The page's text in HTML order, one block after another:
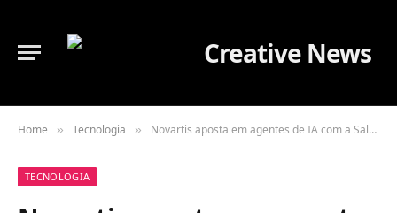
Home » Tecnologia » Novartis aposta em agentes de IA com a Salesforce a nível global
TECNOLOGIA